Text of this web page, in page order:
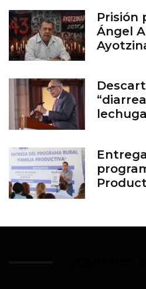
Prisión
Ángel